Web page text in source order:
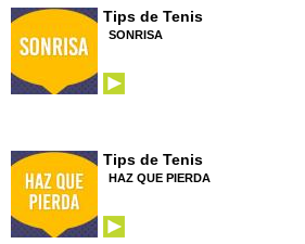
Tips de Tenis
SONRISA
Tips de Tenis
HAZ QUE PIERDA